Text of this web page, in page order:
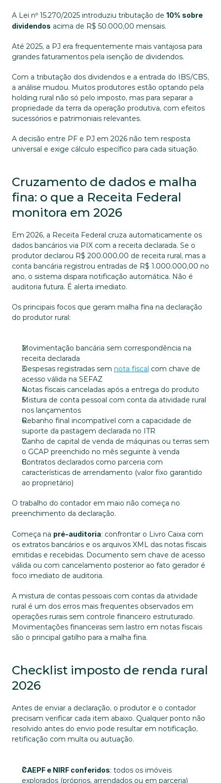
A Lei nº 15.270/2025 introduziu tributação de 10% sobre
dividendos acima de R$ 50.000,00 mensais.
Até 2025, a PJ era frequentemente mais vantajosa para
grandes faturamentos pela isenção de dividendos.
Com a tributação dos dividendos e a entrada do IBS/CBS,
a análise mudou. Muitos produtores estão optando pela
holding rural não só pelo imposto, mas para separar a
propriedade da terra da operação produtiva, com efeitos
sucessórios e patrimoniais relevantes.
A decisão entre PF e PJ em 2026 não tem resposta
universal e exige cálculo específico para cada situação.
Cruzamento de dados e malha
fina: o que a Receita Federal
monitora em 2026
Em 2026, a Receita Federal cruza automaticamente os
dados bancários via PIX com a receita declarada. Se o
produtor declarou R$ 200.000,00 de receita rural, mas a
conta bancária registrou entradas de R$ 1.000.000,00 no
ano, o sistema dispara notificação automática. Não é
auditoria futura. É alerta imediato.
Os principais focos que geram malha fina na declaração
do produtor rural:
Movimentação bancária sem correspondência na
receita declarada
Despesas registradas sem nota fiscal com chave de
acesso válida na SEFAZ
Notas fiscais canceladas após a entrega do produto
Mistura de conta pessoal com conta da atividade rural
nos lançamentos
Rebanho final incompatível com a capacidade de
suporte da pastagem declarada no ITR
Ganho de capital de venda de máquinas ou terras sem
o GCAP preenchido no mês seguinte à venda
Contratos declarados como parceria com
características de arrendamento (valor fixo garantido
ao proprietário)
O trabalho do contador em maio não começa no
preenchimento da declaração.
Começa na pré-auditoria: confrontar o Livro Caixa com
os extratos bancários e os arquivos XML das notas fiscais
emitidas e recebidas. Documento sem chave de acesso
válida ou com cancelamento posterior ao fato gerador é
foco imediato de auditoria.
A mistura de contas pessoais com contas da atividade
rural é um dos erros mais frequentes observados em
operações rurais sem controle financeiro estruturado.
Movimentações financeiras sem lastro em notas fiscais
são o principal gatilho para a malha fina.
Checklist imposto de renda rural
2026
Antes de enviar a declaração, o produtor e o contador
precisam verificar cada item abaixo. Qualquer ponto não
resolvido antes do envio pode resultar em notificação,
retificação com multa ou autuação.
CAEPF e NIRF conferidos: todos os imóveis
explorados (próprios, arrendados ou em parceria)